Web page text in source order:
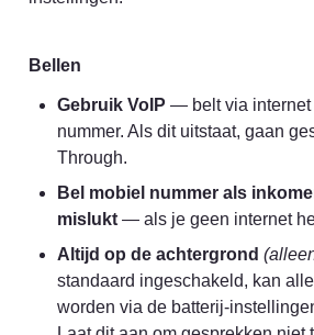
Bellen
Gebruik VoIP — belt via internet
nummer. Als dit uitstaat, gaan
Through.
Bel mobiel nummer als
mislukt — als je geen internet
Altijd op de achtergrond
standaard ingeschakeld, kan
worden via de batterij-